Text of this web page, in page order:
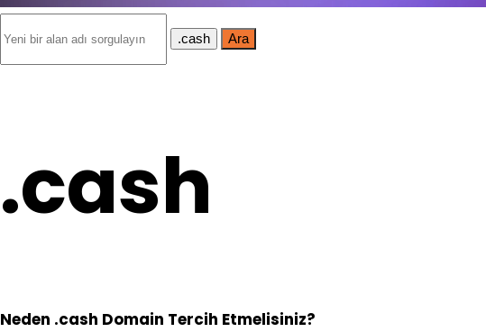
.cash Ara
.cash
Neden .cash Domain Tercih Etmelisiniz?